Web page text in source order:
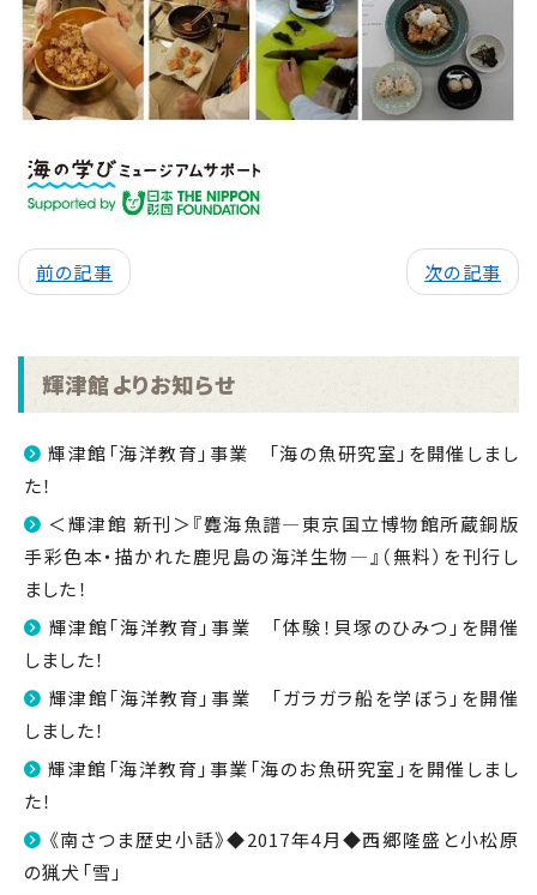
前の記事 次の記事
輝津館よりお知らせ
輝津館「海洋教育」事業 「海の魚研究室」を開催しまし
た！
＜輝津館 新刊＞『麑海魚譜―東京国立博物館所蔵銅版
手彩色本・描かれた鹿児島の海洋生物―』（無料）を刊行し
ました！
輝津館「海洋教育」事業 「体験！貝塚のひみつ」を開催
しました！
輝津館「海洋教育」事業 「ガラガラ船を学ぼう」を開催
しました！
輝津館「海洋教育」事業「海のお魚研究室」を開催しまし
た！
《南さつま歴史小話》◆2017年4月◆西郷隆盛と小松原
の猟犬「雪」